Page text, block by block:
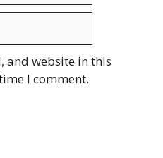
and website in this
I comment.